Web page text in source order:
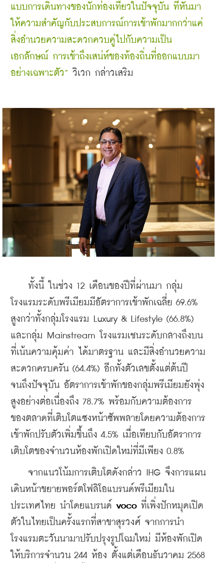
แบบการเดินทางของนักท่องเที่ยวในปัจจุบัน ที่หันมา
ให้ความสำคัญกับประสบการณ์การเข้าพักมากกว่าแค่
สิ่งอำนวยความสะดวกควบคู่ไปกับความเป็น
เอกลักษณ์ การเข้าถึงเสน่ห์ของท้องถิ่นที่ออกแบบมา
อย่างเฉพาะตัว” วิเวก กล่าวเสริม
ทั้งนี้ ในช่วง 12 เดือนของปีที่ผ่านมา กลุ่ม
โรงแรมระดับพรีเมียมมีอัตราการเข้าพักเฉลี่ย 69.6%
สูงกว่าทั้งกลุ่มโรงแรม Luxury & Lifestyle (66.8%)
และกลุ่ม Mainstream โรงแรมเชนระดับกลางถึงบน
ที่เน้นความคุ้มค่า ได้มาตรฐาน และมีสิ่งอำนวยความ
สะดวกครบครัน (64.4%) อีกทั้งตัวเลขตั้งแต่ต้นปี
จนถึงปัจจุบัน อัตราการเข้าพักของกลุ่มพรีเมียมยังพุ่ง
สูงอย่างต่อเนื่องถึง 78.7% พร้อมกับความต้องการ
ของตลาดที่เติบโตแซงหน้าซัพพลายโดยความต้องการ
เข้าพักปรับตัวเพิ่มขึ้นถึง 4.5% เมื่อเทียบกับอัตราการ
เติบโตของจำนวนห้องพักเปิดใหม่ที่มีเพียง 0.8%
จากแนวโน้มการเติบโตดังกล่าว IHG จึงการแผน
เดินหน้าขยายพอร์ตโฟลิโอแบรนด์พรีเมียมใน
ประเทศไทย นำโดยแบรนด์ voco ที่เพิ่งปักหมุดเปิด
ตัวในไทยเป็นครั้งแรกที่สาขาสุรวงศ์ จากการนำ
โรงแรมตะวันนามาปรับปรุงรูปโฉมใหม่ มีห้องพักเปิด
ให้บริการจำนวน 244 ห้อง ตั้งแต่เดือนธันวาคม 2568